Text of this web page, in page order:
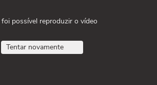
foi possível reproduzir o vídeo
Tentar novamente